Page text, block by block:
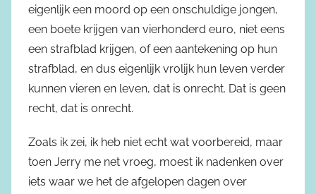
eigenlijk een moord op een onschuldige jongen,
een boete krijgen van vierhonderd euro, niet eens
een strafblad krijgen, of een aantekening op hun
strafblad, en dus eigenlijk vrolijk hun leven verder
kunnen vieren en leven, dat is onrecht. Dat is geen
recht, dat is onrecht.
Zoals ik zei, ik heb niet echt wat voorbereid, maar
toen Jerry me net vroeg, moest ik nadenken over
iets waar we het de afgelopen dagen over